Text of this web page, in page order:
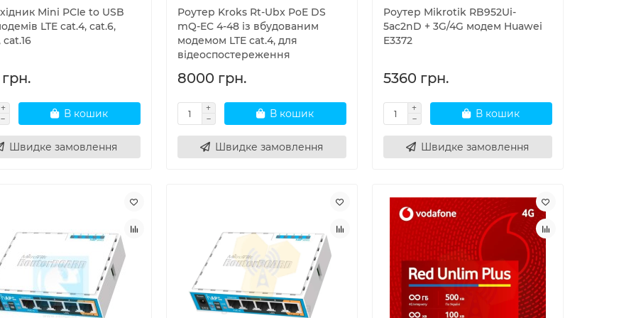
Mini PCIe to USB
LTE cat.4, cat.6,
cat.16
В кошик
Швидке замовлення
Роутер Kroks Rt-Ubx PoE DS
mQ-EC 4-48 із вбудованим
модемом LTE cat.4, для
відеоспостереження
8000 грн.
В кошик
Швидке замовлення
Роутер Mikrotik RB952Ui-
5ac2nD + 3G/4G модем Huawei
E3372
5360 грн.
В кошик
Швидке замовлення